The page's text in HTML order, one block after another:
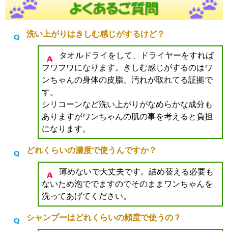
洗い上がりはきしむ感じがするけど？
タオルドライをして、ドライヤーをすれば
フワフワになります。きしむ感じがするのはワ
ンちゃんの身体の皮脂、汚れが取れてる証拠で
す。
シリコーンなど洗い上がりがなめらかな成分も
ありますがワンちゃんの肌の事を考えると負担
になります。
どれくらいの濃度で使うんですか？
薄めないで大丈夫です。詰め替える必要も
ないため泡ででますのでそのままワンちゃんを
洗ってあげてください。
シャンプーはどれくらいの頻度で使うの？